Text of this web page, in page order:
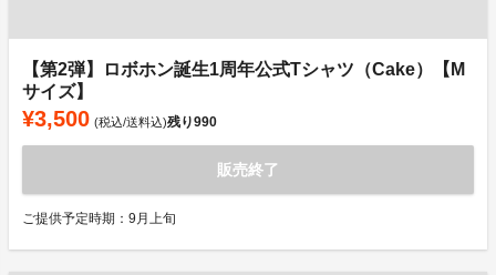
【第2弾】ロボホン誕生1周年公式Tシャツ（Cake）【M
サイズ】
¥3,500 (税込/送料込)残り990
販売終了
ご提供予定時期：9月上旬